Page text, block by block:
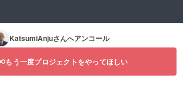
KatsumiAnjuさんへアンコール
もう一度プロジェクトをやってほしい